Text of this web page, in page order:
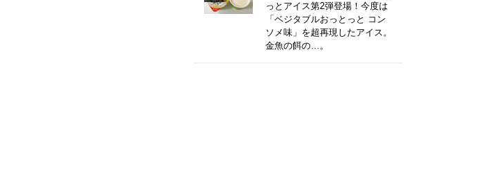
っとアイス第2弾登場！今度は
「ベジタブルおっとっと コン
ソメ味」を超再現したアイス。
金魚の餌の…。